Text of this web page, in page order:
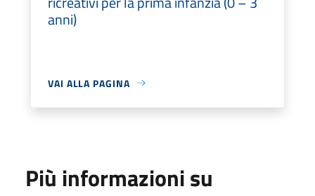
anni)
VAI ALLA PAGINA
Più informazioni su